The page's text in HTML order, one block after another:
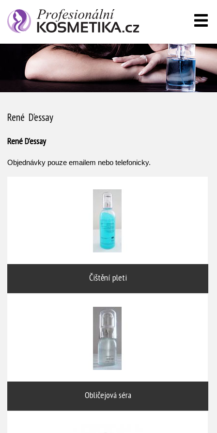
René D'essay
René D'essay
Objednávky pouze emailem nebo telefonicky.
Čištění pleti
Obličejová séra